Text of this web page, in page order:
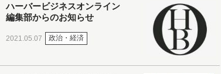
ハーバービジネスオンライン
編集部からのお知らせ
2021.05.07 政治・経済